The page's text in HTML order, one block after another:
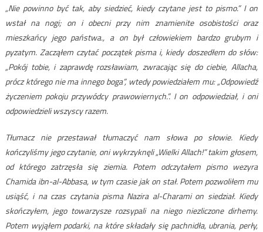
„Nie powinno być tak, aby siedzieć, kiedy czytane jest to pismo.” I on
wstał na nogi; on i obecni przy nim znamienite osobistości oraz
mieszkańcy jego państwa., a on był człowiekiem bardzo grubym i
pyzatym. Zacząłem czytać początek pisma i, kiedy doszedłem do słów:
„Pokój tobie, i zaprawdę rozsławiam, zwracając się do ciebie, Allacha,
prócz którego nie ma innego boga”, wtedy powiedziałem mu: „Odpowiedź
życzeniem pokoju przywódcy prawowiernych.”. I on odpowiedział, i oni
odpowiedzieli wszyscy razem.
Tłumacz nie przestawał tłumaczyć nam słowa po słowie. Kiedy
kończyliśmy jego czytanie, oni wykrzyknęli „Wielki Allach!” takim głosem,
od którego zatrzęsła się ziemia. Potem odczytałem pismo wezyra
Chamida ibn-al-Abbasa, w tym czasie jak on stał. Potem pozwoliłem mu
usiąść, i na czas czytania pisma Nazira al-Charami on siedział. Kiedy
skończyłem, jego towarzysze rozsypali na niego niezliczone dirhemy.
Potem wyjąłem podarki, na które składały się pachnidła, ubrania, perły,